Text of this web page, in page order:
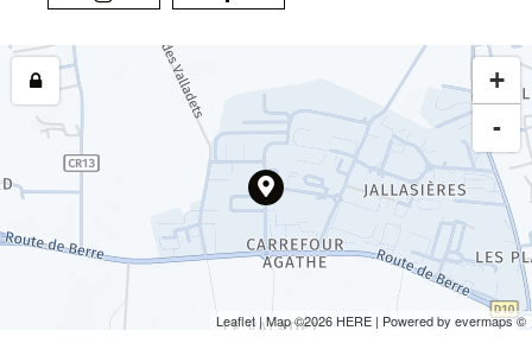
+
-
Leaflet | Map ©2026 HERE | Powered by evermaps©